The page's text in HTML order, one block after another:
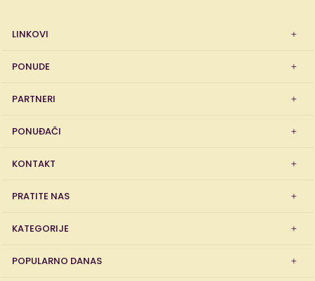
LINKOVI
PONUDE
PARTNERI
PONUĐAČI
KONTAKT
PRATITE NAS
KATEGORIJE
POPULARNO DANAS